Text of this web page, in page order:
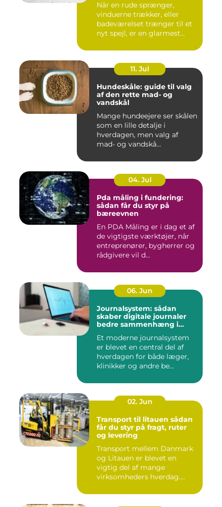
Når en rude sprænger,
vinduerne trækker, eller
badeværelset trænger til et
nyt spejl, er en glarmest...
11. Jul
Hundeskåle: guide til valg
af den rette mad- og
vandskål
Mange hundeejere ser skålen
som en lille detalje i
hverdagen, men valg af
mad- og vandskå...
04. Jul
Pda måling i fundering:
sådan får du styr på
bæreevnen
En PDA Måling er i dag et af
de vigtigste værktøjer, når
entreprenører, bygherrer og
rådgivere vil d...
06. Jun
Journalsystem: sådan
skaber digitale journaler
bedre sammenhæng i
Et moderne journalsystem
er blevet en central del af
hverdagen for både læger,
klinikker og andre be...
02. Jun
Transport til litauen sådan
får du styr på fragt, ruter
og levering
Transport mellem Danmark
og Litauen er blevet en
vigtig del af mange
virksomheders hverdag.